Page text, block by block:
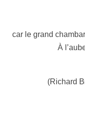
car le grand
À
(Richard